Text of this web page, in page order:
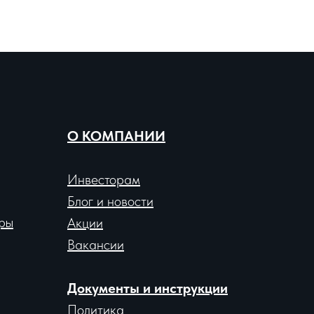
О КОМПАНИИ
Инвесторам
Блог и новости
Акции
Вакансии
Документы и инструкции
Политика